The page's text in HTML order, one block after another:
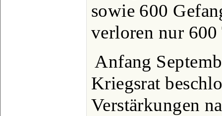
sowie 600
verloren nur 600
Anfang
Kriegsrat
Verstärkungen